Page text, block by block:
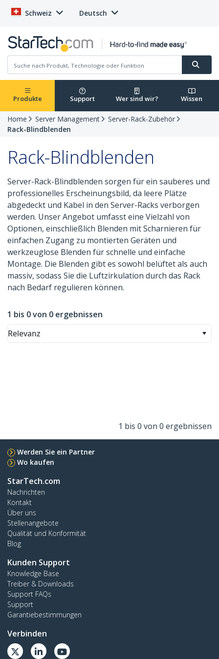
Schweiz Deutsch
Produkte Support Wer sind wir? Wissen
Home Server Management
Server-Rack-Zubehör
Rack-Blindblenden
Rack-Blindblenden
Server-Rack-Blindblenden sorgen für ein sauberes und
professionelles Erscheinungsbild, da leere Plätze
abgedeckt und Kabel in den Server-Racks verborgen
werden. Unser Angebot umfasst eine Vielzahl von
Optionen, einschließlich Blenden mit Scharnieren für
einfachen Zugang zu montierten Geräten und
werkzeuglose Blenden für schnelle und einfache
Montage. Die Blenden gibt es sowohl belüftet als auch
massiv, sodass Sie die Luftzirkulation durch das Rack
nach Bedarf regulieren können.
1 bis 0 von 0 ergebnissen
Relevanz
1 bis 0 von 0 ergebnissen
Werden Sie ein Partner
Wo kaufen
StarTech.com
Nachrichten
Kontakt
Über uns
Stellenangebote
Qualität und Konformität
Blog
Kunden Support
Knowledge Base
Treiber & Downloads
Support FAQs
Support
Garantiebestimmungen
Verbinden